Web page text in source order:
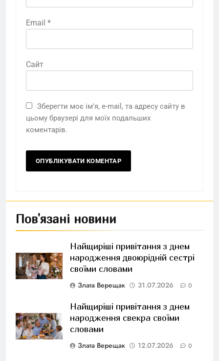
Email *
Сайт
Зберегти моє ім'я, e-mail, та адресу сайту в
цьому браузері для моїх подальших
коментарів.
Пов'язані новини
Найщиріші привітання з днем
народження двоюрідній сестрі
своїми словами
Злата Верещак 31.07.2026 0
Найщиріші привітання з днем
народження свекра своїми
словами
Злата Верещак 12.07.2026 0